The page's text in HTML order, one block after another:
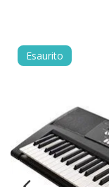
Esaurito